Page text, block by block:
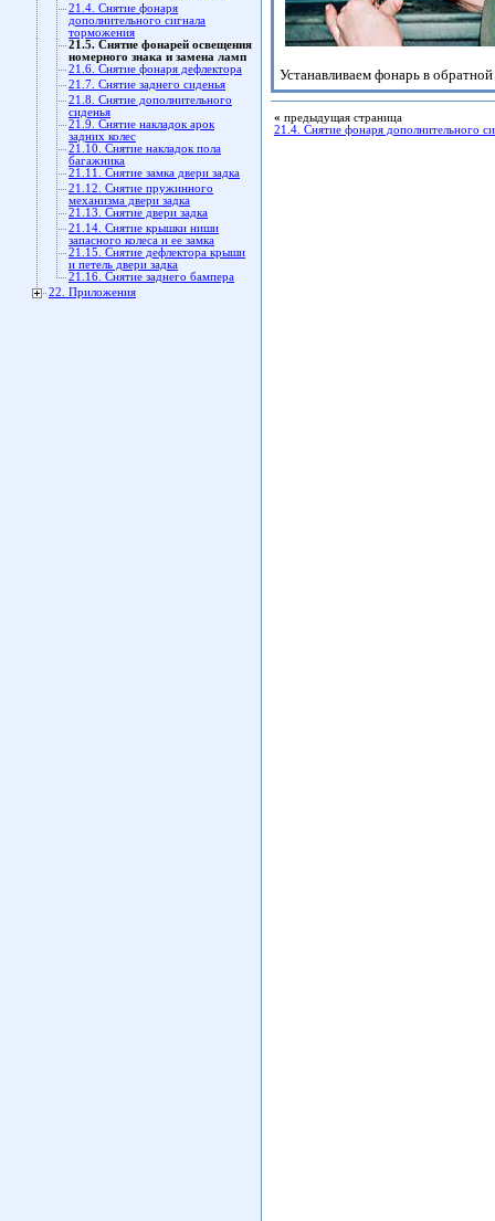
21.4. Снятие фонаря
дополнительного сигнала
торможения
21.5. Снятие фонарей освещения
номерного знака и замена ламп
21.6. Снятие фонаря дефлектора
21.7. Снятие заднего сиденья
21.8. Снятие дополнительного
сиденья
21.9. Снятие накладок арок
задних колес
21.10. Снятие накладок пола
багажника
21.11. Снятие замка двери задка
21.12. Снятие пружинного
механизма двери задка
21.13. Снятие двери задка
21.14. Снятие крышки ниши
запасного колеса и ее замка
21.15. Снятие дефлектора крыши
и петель двери задка
21.16. Снятие заднего бампера
22. Приложения
Устанавливаем фонарь в
« предыдущая страница
21.4. Снятие фонаря дополнительного